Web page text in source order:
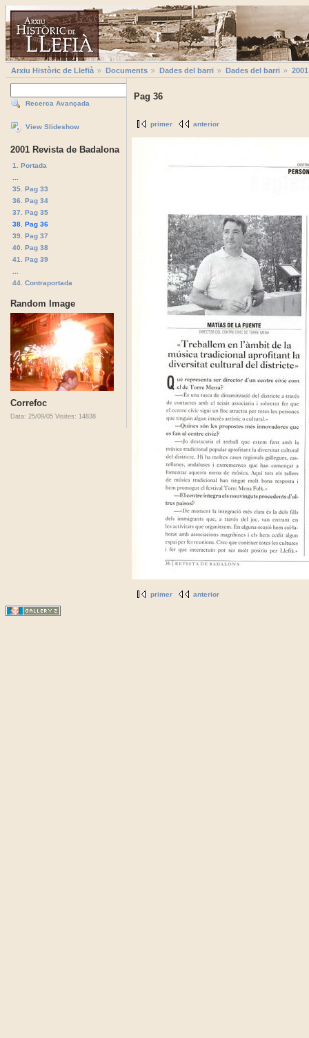
Arxiu Històric de Llefià Documents Dades del barri Dades del barri
Recerca Avançada
View Slideshow
2001 Revista de Badalona
1. Portada
35. Pag 33
36. Pag 34
37. Pag 35
38. Pag 36
39. Pag 37
40. Pag 38
41. Pag 39
44. Contraportada
Random Image
Correfoc
Data: 25/09/05 Visites: 14838
Pag 36
primer anterior
primer anterior